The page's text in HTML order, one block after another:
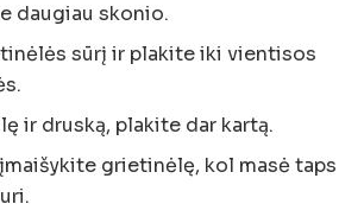
daugiau skonio.
sūrį ir plakite iki vientisos
ir druską, plakite dar kartą.
grietinėlę, kol masė taps